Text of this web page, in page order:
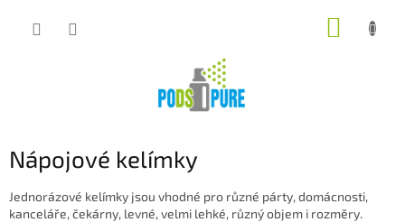
Nápojové kelímky
Jednorázové kelímky jsou vhodné pro různé párty, domácnosti,
kanceláře, čekárny, levné, velmi lehké, různý objem i rozměry.